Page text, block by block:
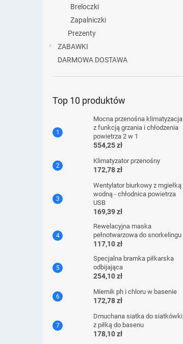
Breloczki
Zapalniczki
Prezenty
ZABAWKI
DARMOWA DOSTAWA
Top 10 produktów
Mocna przenośna klimatyzacja
z funkcją grzania i chłodzenia
powietrza 2 w 1
554,25 zł
Klimatyzator przenośny
172,78 zł
Wentylator biurkowy z mgiełką
wodną - chłodnica powietrza
USB
169,39 zł
Rewelacyjna maska ​​
pełnotwarzowa do snorkelingu
117,10 zł
Specjalna bramka piłkarska
odbijająca
254,10 zł
Miernik ph i chloru w basenie
172,78 zł
Dmuchana siatka do siatkówki
z piłką do basenu
178,10 zł